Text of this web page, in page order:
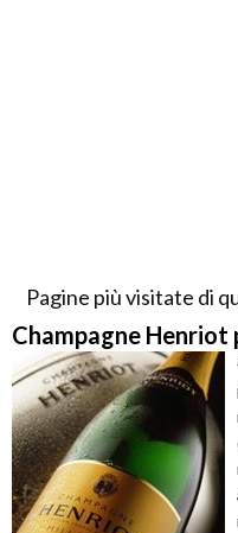
Pagine più visitate di
Champagne Henriot